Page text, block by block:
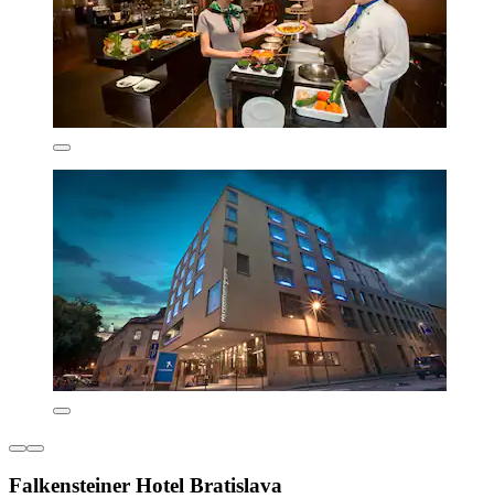
Falkensteiner Hotel Bratislava